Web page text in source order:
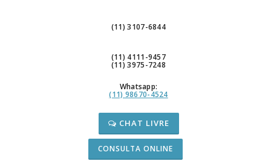
(11) 3107-6844
(11) 4111-9457
(11) 3975-7248
Whatsapp:
(11) 98670-4524
CHAT LIVRE
CONSULTA ONLINE